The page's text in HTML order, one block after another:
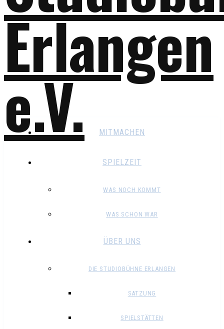
MITMACHEN
SPIELZEIT
WAS NOCH KOMMT
WAS SCHON WAR
ÜBER UNS
DIE STUDIOBÜHNE ERLANGEN
SATZUNG
SPIELSTÄTTEN